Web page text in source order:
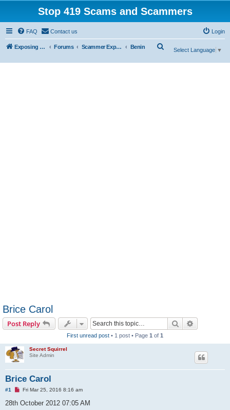
Stop 419 Scams and Scammers
FAQ Contact us Login
Exposing 419 Scams & Scammers Forums Scammer Exposures Benin
Select Language ▼
Brice Carol
Post Reply Search
First unread post • 1 post • Page 1 of 1
Secret Squirrel
Site Admin
Brice Carol
#1
U
r
Fri Mar 25, 2016 8:16 am
28th October 2012 07:05 AM